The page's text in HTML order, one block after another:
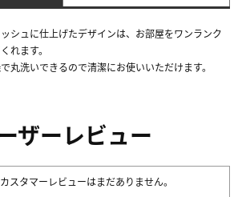
シュに仕上げたデザインは、お部屋をワンランク
れます。
丸洗いできるので清潔にお使いいただけます。
ザーレビュー
スタマーレビューはまだありません。